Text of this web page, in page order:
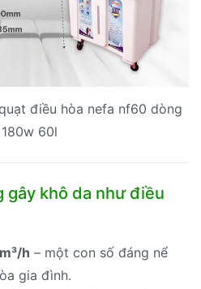
điều hòa nefa nf60 dòng
60l
gây khô da như điều
h – một con số đáng nể
gia đình.